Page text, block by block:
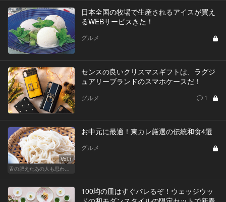
日本全国の牧場で生産されるアイスが買え
るWEBサービスきた！
グルメ
センスの良いクリスマスギフトは、ラグジ
ュアリーブランドのスマホケースだ！
グルメ 1
Vol.1
お中元に最適！東カレ厳選の伝統和食4選
グルメ
100均の皿はすぐバレるぞ！ウェッジウッ